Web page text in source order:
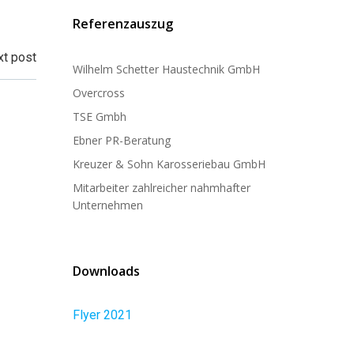
post
Referenzauszug
Wilhelm Schetter Haustechnik GmbH
Overcross
TSE Gmbh
Ebner PR-Beratung
Kreuzer & Sohn Karosseriebau GmbH
Mitarbeiter zahlreicher nahmhafter
Unternehmen
Downloads
Flyer 2021